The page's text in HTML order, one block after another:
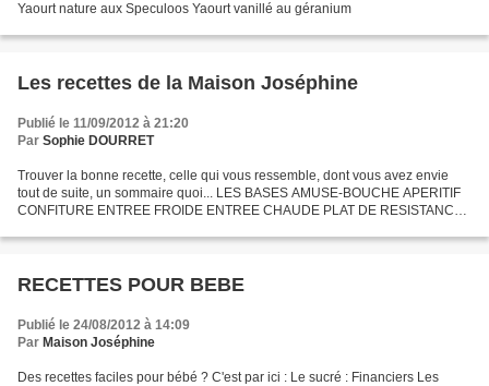
Yaourt nature aux Speculoos Yaourt vanillé au géranium
Les recettes de la Maison Joséphine
Publié le 11/09/2012 à 21:20
Par Sophie DOURRET
Trouver la bonne recette, celle qui vous ressemble, dont vous avez envie
tout de suite, un sommaire quoi... LES BASES AMUSE-BOUCHE APERITIF
CONFITURE ENTREE FROIDE ENTREE CHAUDE PLAT DE RESISTANCE
THE...
RECETTES POUR BEBE
Publié le 24/08/2012 à 14:09
Par Maison Joséphine
Des recettes faciles pour bébé ? C'est par ici : Le sucré : Financiers Les